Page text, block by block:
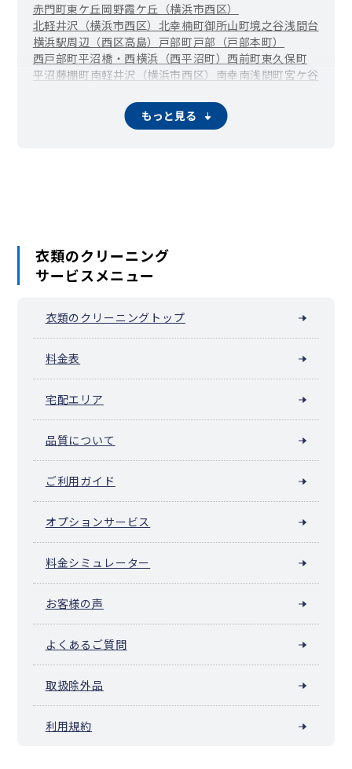
赤門町東ケ丘岡野霞ケ丘（横浜市西区）
北軽井沢（横浜市西区） 北幸楠町御所山町境之谷浅間台
横浜駅周辺（西区高島） 戸部町戸部（戸部本町）
西戸部町平沼橋・西横浜（西平沼町） 西前町東久保町
平沼藤棚町南軽井沢（横浜市西区） 南幸南浅間町宮ケ谷
もっと見る
衣類のクリーニング
サービスメニュー
衣類のクリーニングトップ
料金表
宅配エリア
品質について
ご利用ガイド
オプションサービス
料金シミュレーター
お客様の声
よくあるご質問
取扱除外品
利用規約